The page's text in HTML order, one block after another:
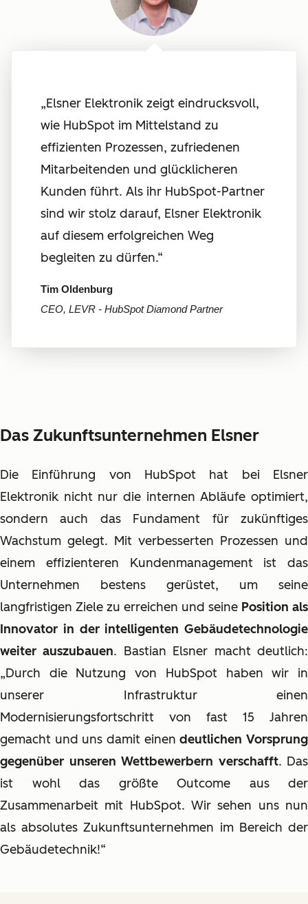
„Elsner Elektronik zeigt eindrucksvoll,
wie HubSpot im Mittelstand zu
effizienten Prozessen, zufriedenen
Mitarbeitenden und glücklicheren
Kunden führt. Als ihr HubSpot-Partner
sind wir stolz darauf, Elsner Elektronik
auf diesem erfolgreichen Weg
begleiten zu dürfen.“
Tim Oldenburg
CEO, LEVR - HubSpot Diamond Partner
Das Zukunftsunternehmen Elsner
Die Einführung von HubSpot hat bei Elsner
Elektronik nicht nur die internen Abläufe optimiert,
sondern auch das Fundament für zukünftiges
Wachstum gelegt. Mit verbesserten Prozessen und
einem effizienteren Kundenmanagement ist das
Unternehmen bestens gerüstet, um seine
langfristigen Ziele zu erreichen und seine Position als
Innovator in der intelligenten Gebäudetechnologie
weiter auszubauen. Bastian Elsner macht deutlich:
„Durch die Nutzung von HubSpot haben wir in
unserer Infrastruktur einen
Modernisierungsfortschritt von fast 15 Jahren
gemacht und uns damit einendeutlichen Vorsprung
gegenüber unseren Wettbewerbern verschafft. Das
ist wohl das größte Outcome aus der
Zusammenarbeit mit HubSpot. Wir sehen uns nun
als absolutes Zukunftsunternehmen im Bereich der
Gebäudetechnik!“